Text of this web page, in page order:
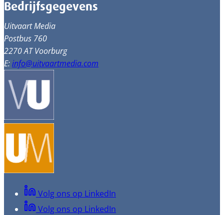
Bedrijfsgegevens
Uitvaart Media
Postbus 760
2270 AT Voorburg
E:info@uitvaartmedia.com
Volg ons op LinkedIn
Volg ons op LinkedIn